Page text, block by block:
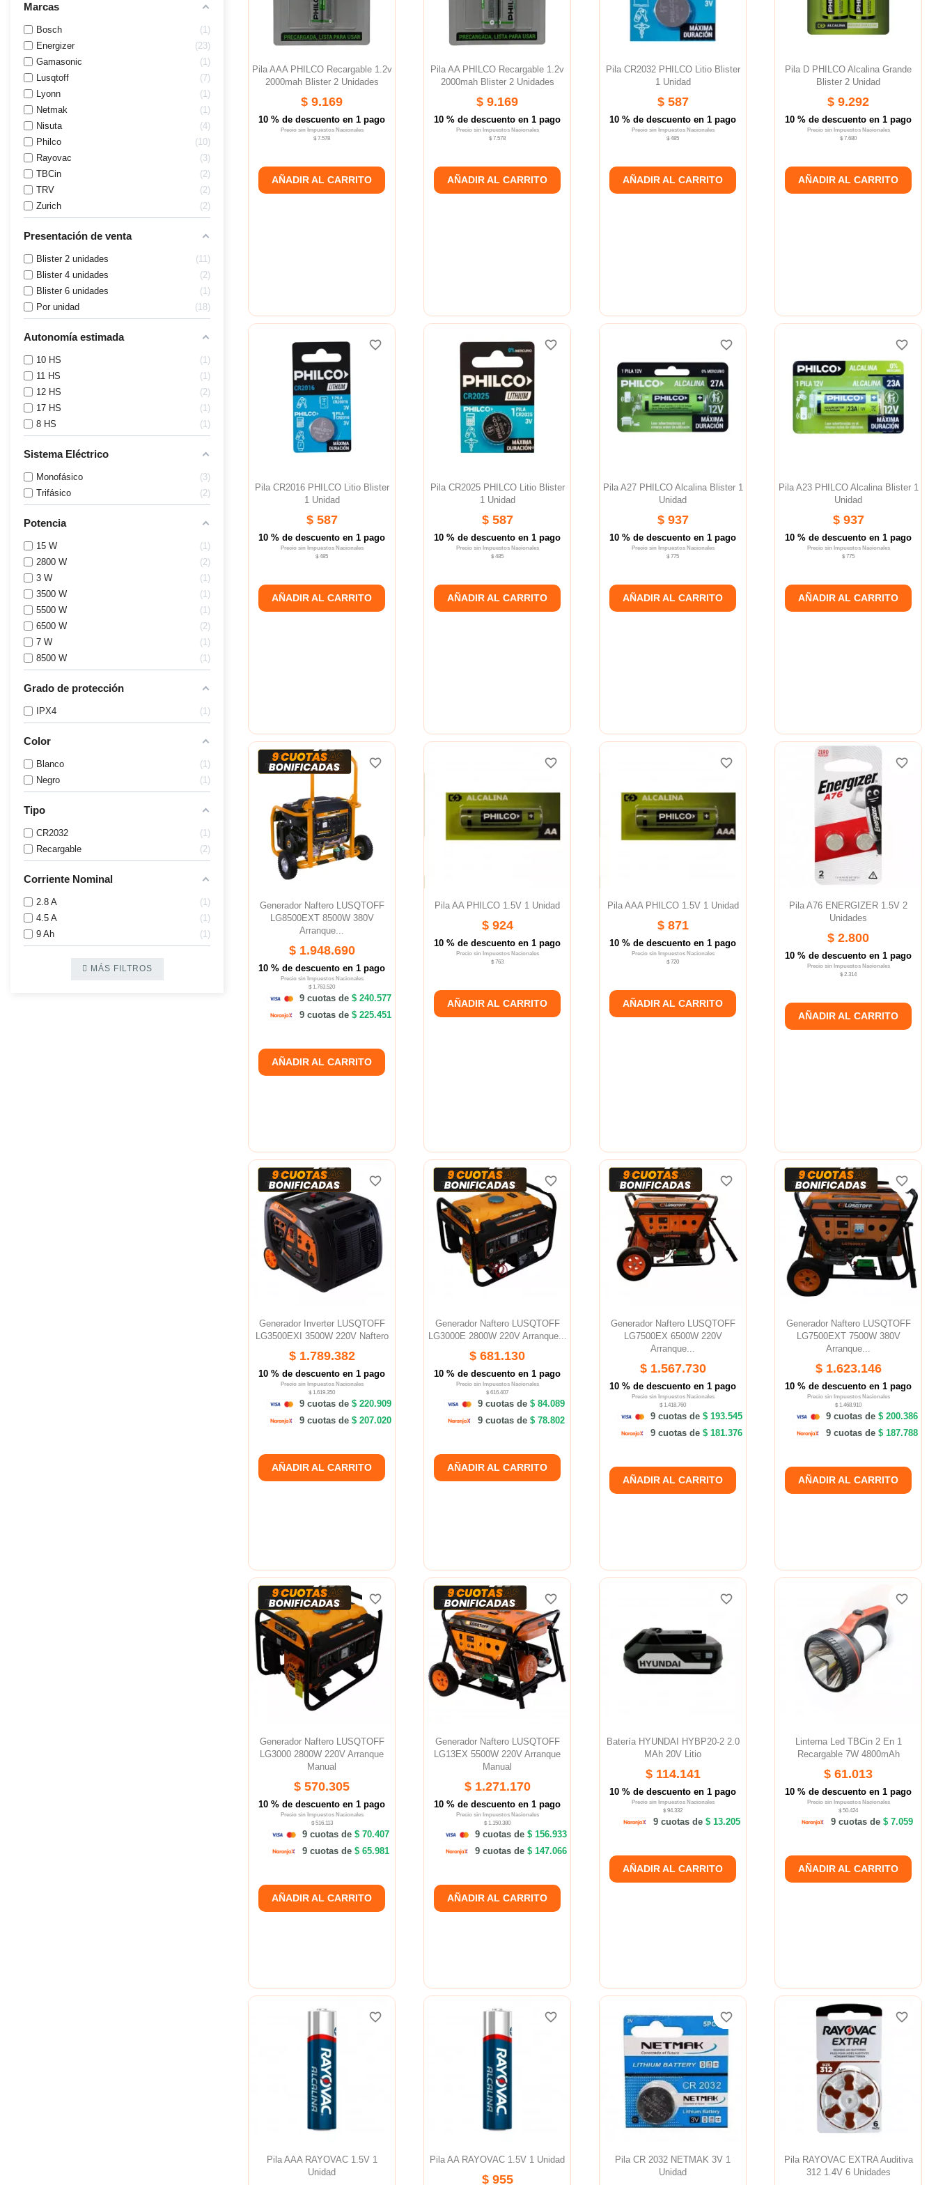
Marcas
Bosch
1
Energizer
23
Gamasonic
1
Lusqtoff
7
Lyonn
1
Netmak
1
Nisuta
4
Philco
10
Rayovac
3
TBCin
2
TRV
2
Zurich
2
Presentación de venta
Blister 2 unidades
11
Blister 4 unidades
2
Blister 6 unidades
1
Por unidad
18
Autonomía estimada
10 HS
1
11 HS
1
12 HS
2
17 HS
1
8 HS
1
Sistema Eléctrico
Monofásico
3
Trifásico
2
Potencia
15 W
1
2800 W
2
3 W
1
3500 W
1
5500 W
1
6500 W
2
7 W
1
8500 W
1
Grado de protección
IPX4 1
Color
Blanco
1
Negro
1
Tipo
CR2032
1
Recargable
2
Corriente Nominal
2.8 A
1
4.5 A
1
9 Ah
1
MÁS FILTROS
Pila AAA PHILCO Recargable 1.2v
2000mah Blister 2 Unidades
$ 9.169
10 % de descuento en 1 pago
Precio sin Impuestos Nacionales
$ 7.578
AÑADIR AL CARRITO
Pila AA PHILCO Recargable 1.2v
2000mah Blister 2 Unidades
$ 9.169
10 % de descuento en 1 pago
Precio sin Impuestos Nacionales
$ 7.578
AÑADIR AL CARRITO
Pila CR2032 PHILCO Litio Blister
1 Unidad
$ 587
10 % de descuento en 1 pago
Precio sin Impuestos Nacionales
$ 485
AÑADIR AL CARRITO
Pila D PHILCO Alcalina Grande
Blister 2 Unidad
$ 9.292
10 % de descuento en 1 pago
Precio sin Impuestos Nacionales
$ 7.680
AÑADIR AL CARRITO
Pila CR2016 PHILCO Litio Blister
1 Unidad
$ 587
10 % de descuento en 1 pago
Precio sin Impuestos Nacionales
$ 485
AÑADIR AL CARRITO
favorite_border
favorite_border
favorite_border
Pila CR2025 PHILCO Litio Blister
1 Unidad
$ 587
10 % de descuento en 1 pago
Precio sin Impuestos Nacionales
$ 485
AÑADIR AL CARRITO
favorite_border
favorite_border
favorite_border
Pila A27 PHILCO Alcalina Blister 1
Unidad
$ 937
10 % de descuento en 1 pago
Precio sin Impuestos Nacionales
$ 775
AÑADIR AL CARRITO
favorite_border
favorite_border
favorite_border
Pila A23 PHILCO Alcalina Blister 1
Unidad
$ 937
10 % de descuento en 1 pago
Precio sin Impuestos Nacionales
$ 775
AÑADIR AL CARRITO
favorite_border
favorite_border
favorite_border
Generador Naftero LUSQTOFF
LG8500EXT 8500W 380V
Arranque...
$ 1.948.690
10 % de descuento en 1 pago
Precio sin Impuestos Nacionales
$ 1.763.520
9 cuotas de$ 240.577
9 cuotas de$ 225.451
AÑADIR AL CARRITO
favorite_border
favorite_border
favorite_border
Pila AA PHILCO 1.5V 1 Unidad
$ 924
10 % de descuento en 1 pago
Precio sin Impuestos Nacionales
$ 763
AÑADIR AL CARRITO
favorite_border
favorite_border
favorite_border
Pila AAA PHILCO 1.5V 1 Unidad
$ 871
10 % de descuento en 1 pago
Precio sin Impuestos Nacionales
$ 720
AÑADIR AL CARRITO
favorite_border
favorite_border
favorite_border
Pila A76 ENERGIZER 1.5V 2
Unidades
$ 2.800
10 % de descuento en 1 pago
Precio sin Impuestos Nacionales
$ 2.314
AÑADIR AL CARRITO
favorite_border
favorite_border
favorite_border
Generador Inverter LUSQTOFF
LG3500EXI 3500W 220V Naftero
$ 1.789.382
10 % de descuento en 1 pago
Precio sin Impuestos Nacionales
$ 1.619.350
9 cuotas de$ 220.909
9 cuotas de$ 207.020
AÑADIR AL CARRITO
favorite_border
favorite_border
favorite_border
Generador Naftero LUSQTOFF
LG3000E 2800W 220V Arranque...
$ 681.130
10 % de descuento en 1 pago
Precio sin Impuestos Nacionales
$ 616.407
9 cuotas de $ 84.089
9 cuotas de $ 78.802
AÑADIR AL CARRITO
favorite_border
favorite_border
favorite_border
Generador Naftero LUSQTOFF
LG7500EX 6500W 220V
Arranque...
$ 1.567.730
10 % de descuento en 1 pago
Precio sin Impuestos Nacionales
$ 1.418.760
9 cuotas de$ 193.545
9 cuotas de$ 181.376
AÑADIR AL CARRITO
favorite_border
favorite_border
favorite_border
Generador Naftero LUSQTOFF
LG7500EXT 7500W 380V
Arranque...
$ 1.623.146
10 % de descuento en 1 pago
Precio sin Impuestos Nacionales
$ 1.468.910
9 cuotas de$ 200.386
9 cuotas de$ 187.788
AÑADIR AL CARRITO
favorite_border
favorite_border
favorite_border
Generador Naftero LUSQTOFF
LG3000 2800W 220V Arranque
Manual
$ 570.305
10 % de descuento en 1 pago
Precio sin Impuestos Nacionales
$ 516.113
9 cuotas de $ 70.407
9 cuotas de $ 65.981
AÑADIR AL CARRITO
favorite_border
favorite_border
favorite_border
Generador Naftero LUSQTOFF
LG13EX 5500W 220V Arranque
Manual
$ 1.271.170
10 % de descuento en 1 pago
Precio sin Impuestos Nacionales
$ 1.150.380
9 cuotas de$ 156.933
9 cuotas de$ 147.066
AÑADIR AL CARRITO
favorite_border
favorite_border
favorite_border
Batería HYUNDAI HYBP20-2 2.0
MAh 20V Litio
$ 114.141
10 % de descuento en 1 pago
Precio sin Impuestos Nacionales
$ 94.332
9 cuotas de $ 13.205
AÑADIR AL CARRITO
favorite_border
favorite_border
favorite_border
Linterna Led TBCin 2 En 1
Recargable 7W 4800mAh
$ 61.013
10 % de descuento en 1 pago
Precio sin Impuestos Nacionales
$ 50.424
9 cuotas de$ 7.059
AÑADIR AL CARRITO
favorite_border
favorite_border
favorite_border
Pila AAA RAYOVAC 1.5V 1
Unidad
favorite_border
favorite_border
favorite_border
Pila AA RAYOVAC 1.5V 1 Unidad
$ 955
favorite_border
favorite_border
favorite_border
Pila CR 2032 NETMAK 3V 1
Unidad
favorite_border
favorite_border
favorite_border
Pila RAYOVAC EXTRA Auditiva
312 1.4V 6 Unidades
favorite_border
favorite_border
favorite_border